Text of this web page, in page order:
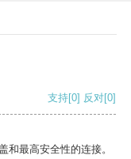
支持[0] 反对[0]
和最高安全性的连接。